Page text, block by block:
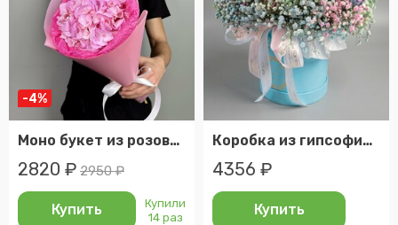
-4%
Моно букет из розовой гортензии (49-0036)
2820 ₽ 2950 ₽
Купить
Купили
14 раз
Коробка из гипсофил разноцветных
4356 ₽
Купить